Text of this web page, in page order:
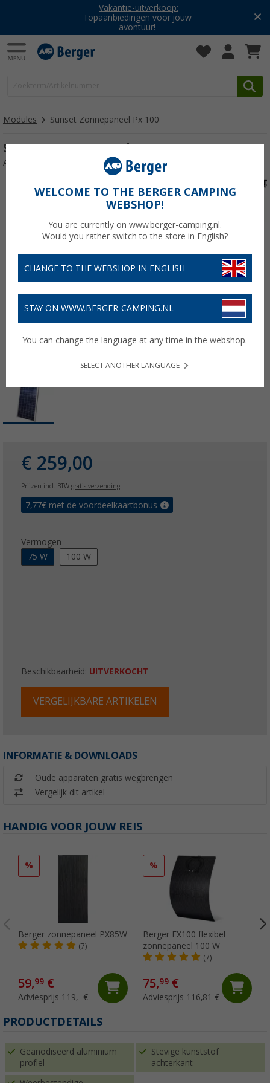
Vakantie-uitverkoop:
Topaanbiedingen voor jouw
avontuur!
Modules Sunset Zonnepaneel Px 100
Sunset Zonnepaneel Px 75
Artikelnr: 359350
€ 259,00
Prijzen incl. BTW gratis verzending
7,77€ met de voordeelkaartbonus
Vermogen
75 W
100 W
Beschikbaarheid: UITVERKOCHT
VERGELIJKBARE ARTIKELEN
INFORMATIE & DOWNLOADS
Oude apparaten gratis wegbrengen
Vergelijk dit artikel
HANDIG VOOR JOUW REIS
%
Berger zonnepaneel PX85W
(7)
59,99 €
Adviesprijs 119,- €
%
Berger FX100 flexibel
zonnepaneel 100 W
(7)
75,99€
Adviesprijs 116,81 €
PRODUCTDETAILS
Geanodiseerd aluminium
profiel
Stevige kunststof
achterkant
WELCOME TO THE BERGER CAMPING
WEBSHOP!
You are currently on www.berger-camping.nl.
Would you rather switch to the store in English?
CHANGE TO THE WEBSHOP IN ENGLISH
STAY ON WWW.BERGER-CAMPING.NL
You can change the language at any time in the webshop.
SELECT ANOTHER LANGUAGE